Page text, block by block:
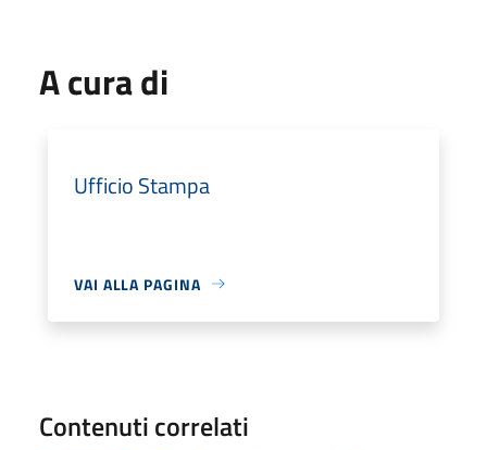
A cura di
Ufficio Stampa
VAI ALLA PAGINA
Contenuti correlati